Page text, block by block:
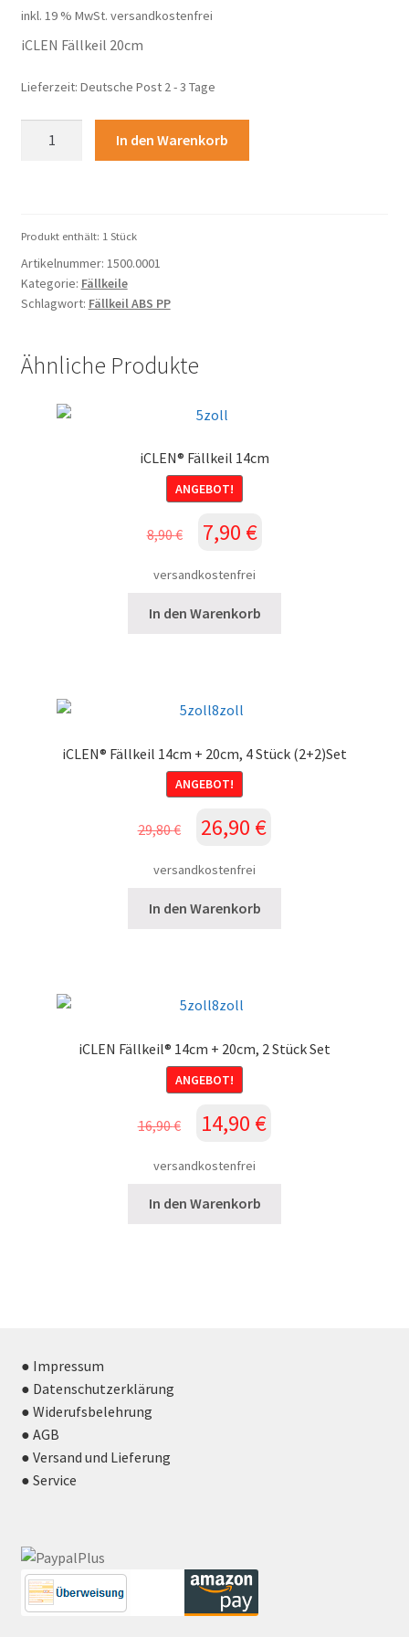
war:
9,90 €
ist:
8,90 €.
inkl. 19 % MwSt. versandkostenfrei
iCLEN Fällkeil 20cm
Lieferzeit: Deutsche Post 2 - 3 Tage
In den Warenkorb
Produkt enthält: 1 Stück
Artikelnummer: 1500.0001
Kategorie: Fällkeile
Schlagwort: Fällkeil ABS PP
Ähnliche Produkte
iCLEN® Fällkeil 14cm
ANGEBOT!
8,90€ Ursprünglicher
Preis
war:
7,90 €
versandkostenfrei
In den Warenkorb
iCLEN® Fällkeil 14cm + 20cm, 4 Stück (2+2)Set
ANGEBOT!
29,80€ Ursprünglicher
war:
26,90 €
versandkostenfrei
In den Warenkorb
iCLEN Fällkeil® 14cm + 20cm, 2 Stück Set
ANGEBOT!
16,90€ Ursprünglicher
war:
14,90 €
versandkostenfrei
In den Warenkorb
● Impressum
● Datenschutzerklärung
● Widerufsbelehrung
● AGB
● Versand und Lieferung
● Service